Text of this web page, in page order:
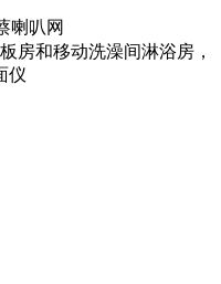
喇叭网
房和移动洗澡间淋浴房，
仪